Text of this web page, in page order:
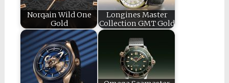
Norqain Wild One
Gold
Longines Master
Collection GMT Gold